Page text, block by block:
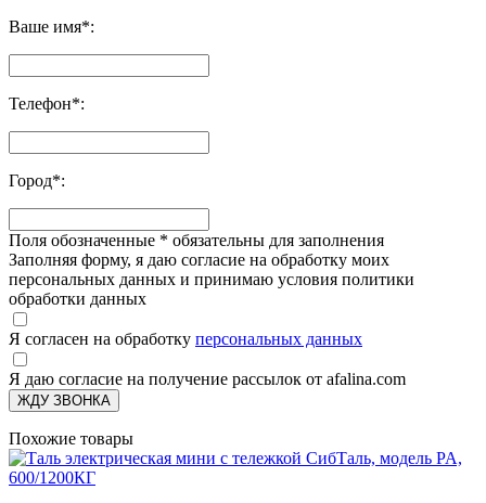
Ваше имя*:
Телефон*:
Город*:
Поля обозначенные * обязательны для заполнения
Заполняя форму, я даю согласие на обработку моих
персональных данных и принимаю условия политики
обработки данных
Я согласен на обработку персональных данных
Я даю согласие на получение рассылок от afalina.com
ЖДУ ЗВОНКА
Похожие товары